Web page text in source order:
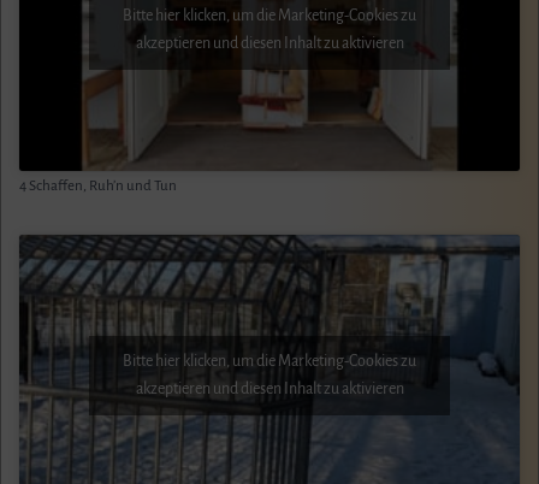
Bitte hier klicken, um die Marketing-Cookies zu
akzeptieren und diesen Inhalt zu aktivieren
4 Schaffen, Ruh’n und Tun
Bitte hier klicken, um die Marketing-Cookies zu
akzeptieren und diesen Inhalt zu aktivieren